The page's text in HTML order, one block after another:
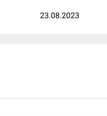
23.08.2023